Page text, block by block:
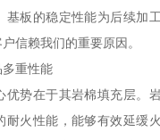
基板的稳定性能为后续加
信赖我们的重要原因。
重性能
优势在于其岩棉填充层。
耐火性能，能够有效延缓